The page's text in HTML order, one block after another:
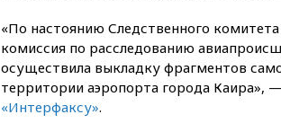
«По настоянию Следственного
комиссия по расследованию
осуществила выкладку фрагментов
территории аэропорта города Каира»,
«Интерфаксу».